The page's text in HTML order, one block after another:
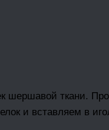
шершавой ткани.
и вставляем в